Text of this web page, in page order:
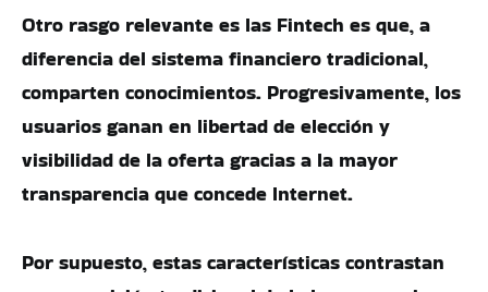
Otro rasgo relevante es las Fintech es que, a
diferencia del sistema financiero tradicional,
comparten conocimientos. Progresivamente, los
usuarios ganan en libertad de elección y
visibilidad de la oferta gracias a la mayor
transparencia que concede Internet.
Por supuesto, estas características contrastan